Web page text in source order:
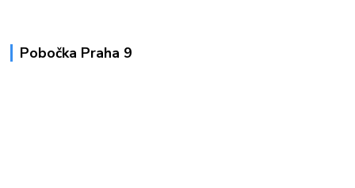
Pobočka Praha 9